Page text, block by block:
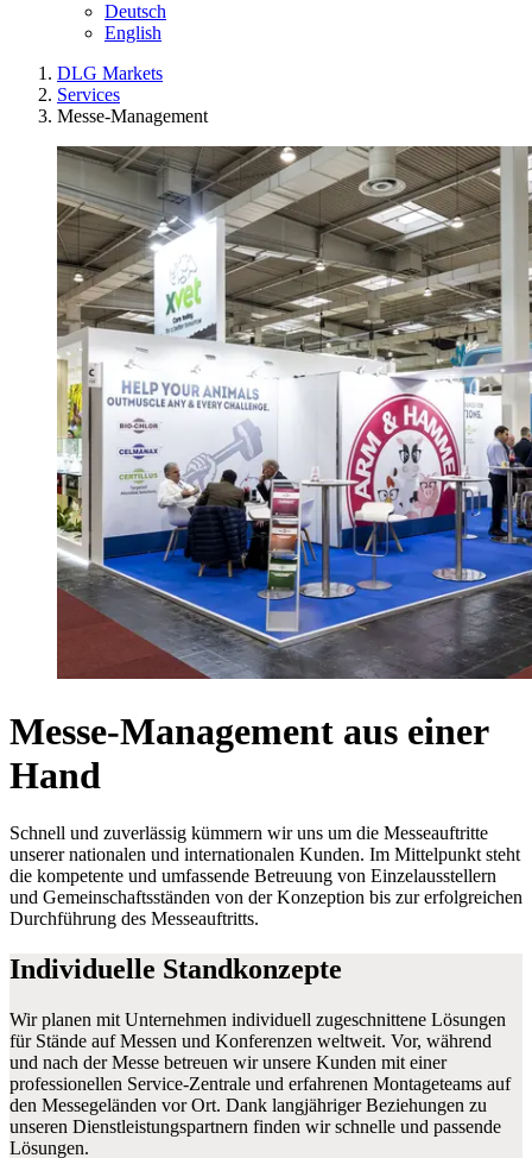
Deutsch
English
DLG Markets
Services
Messe-Management
Messe-Management aus einer
Hand
Schnell und zuverlässig kümmern wir uns um die Messeauftritte
unserer nationalen und internationalen Kunden. Im Mittelpunkt steht
die kompetente und umfassende Betreuung von Einzelausstellern
und Gemeinschaftsständen von der Konzeption bis zur erfolgreichen
Durchführung des Messeauftritts.
Individuelle Standkonzepte
Wir planen mit Unternehmen individuell zugeschnittene Lösungen
für Stände auf Messen und Konferenzen weltweit. Vor, während
und nach der Messe betreuen wir unsere Kunden mit einer
professionellen Service-Zentrale und erfahrenen Montageteams auf
den Messegeländen vor Ort. Dank langjähriger Beziehungen zu
unseren Dienstleistungspartnern finden wir schnelle und passende
Lösungen.